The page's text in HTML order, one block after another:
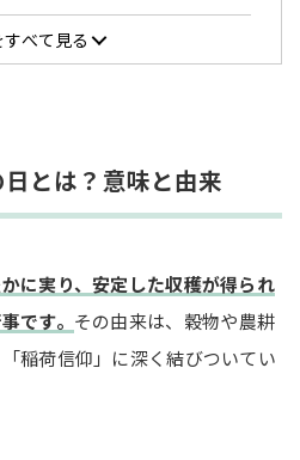
しもつかれ」を食べる
県鹿島市）
すべて見る
とは？意味と由来
に実り、安定した収穫が得られ
です。 その由来は、穀物や農耕
稲荷信仰」に深く結びついてい